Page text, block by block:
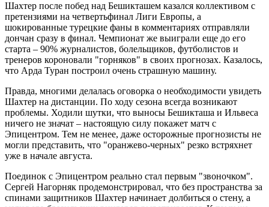
Шахтер после побед над Бешикташем казался коллективом с
претензиями на четвертьфинал Лиги Европы, а
шокированные турецкие фаны в комментариях отправляли
дончан сразу в финал. Чемпионат же выиграли еще до его
старта – 90% журналистов, болельщиков, футболистов и
тренеров короновали "горняков" в своих прогнозах. Казалось,
что Арда Туран построил очень страшную машину.
Правда, многими делалась оговорка о необходимости увидеть
Шахтер на дистанции. По ходу сезона всегда возникают
проблемы. Ходили шутки, что выносы Бешикташа и Ильвеса
ничего не значат – настоящую силу покажет матч с
Эпицентром. Тем не менее, даже осторожные прогнозисты не
могли представить, что "оранжево-черных" резко встряхнет
уже в начале августа.
Поединок с Эпицентром реально стал первым "звоночком".
Сергей Нагорняк продемонстрировал, что без пространства за
спинами защитников Шахтер начинает долбиться о стену, а